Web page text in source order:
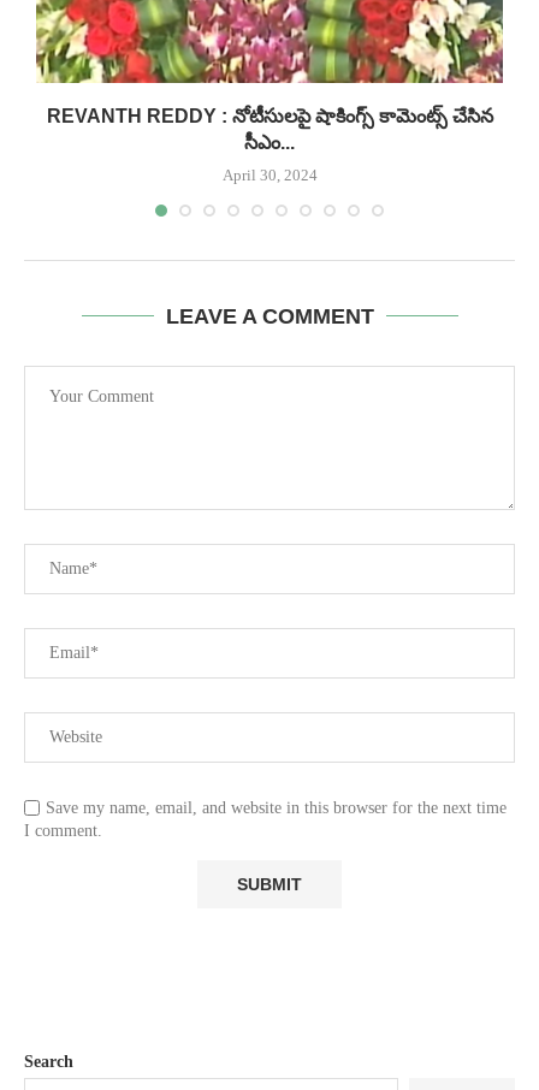
REVANTH REDDY : నోటీసులపై షాకింగ్స్ కామెంట్స్ చేసిన
సీఎం...
April 30, 2024
LEAVE A COMMENT
Save my name, email, and website in this browser for the next time
I comment.
Search